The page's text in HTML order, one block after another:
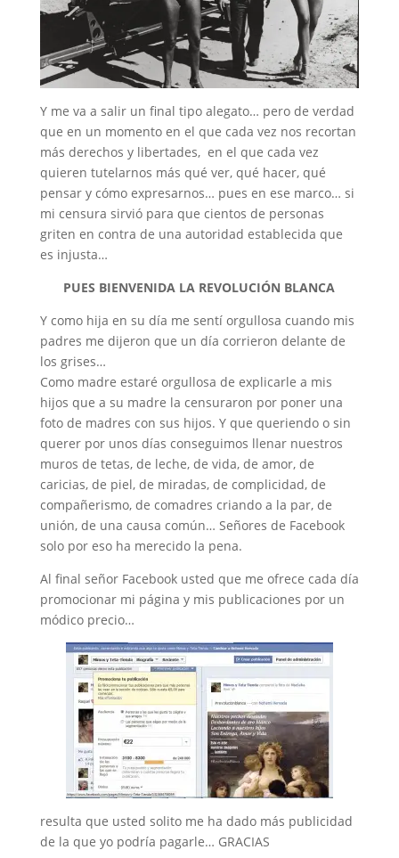
Y me va a salir un final tipo alegato… pero de verdad
que en un momento en el que cada vez nos recortan
más derechos y libertades, en el que cada vez
quieren tutelarnos más qué ver, qué hacer, qué
pensar y cómo expresarnos… pues en ese marco… si
mi censura sirvió para que cientos de personas
griten en contra de una autoridad establecida que
es injusta…
PUES BIENVENIDA LA REVOLUCIÓN BLANCA
Y como hija en su día me sentí orgullosa cuando mis
padres me dijeron que un día corrieron delante de
los grises…
Como madre estaré orgullosa de explicarle a mis
hijos que a su madre la censuraron por poner una
foto de madres con sus hijos. Y que queriendo o sin
querer por unos días conseguimos llenar nuestros
muros de tetas, de leche, de vida, de amor, de
caricias, de piel, de miradas, de complicidad, de
compañerismo, de comadres criando a la par, de
unión, de una causa común… Señores de Facebook
solo por eso ha merecido la pena.
Al final señor Facebook usted que me ofrece cada día
promocionar mi página y mis publicaciones por un
módico precio…
resulta que usted solito me ha dado más publicidad
de la que yo podría pagarle… GRACIAS